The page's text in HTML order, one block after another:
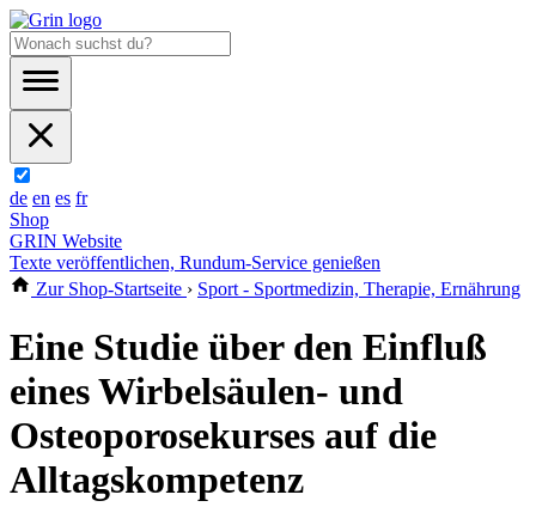
de en es fr
Shop
GRIN Website
Texte veröffentlichen, Rundum-Service genießen
Zur Shop-Startseite › Sport - Sportmedizin, Therapie, Ernährung
Eine Studie über den Einfluß
eines Wirbelsäulen- und
Osteoporosekurses auf die
Alltagskompetenz